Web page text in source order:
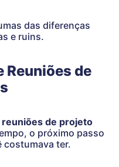
das diferenças
e ruins.
Reuniões de
reuniões de projeto
o próximo passo
costumava ter.